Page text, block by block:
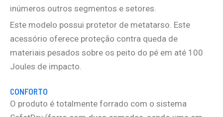
inúmeros outros segmentos e setores.
Este modelo possui protetor de metatarso. Este
acessório oferece proteção contra queda de
materiais pesados sobre os peito do pé em até 100
Joules de impacto.
CONFORTO
O produto é totalmente forrado com o sistema